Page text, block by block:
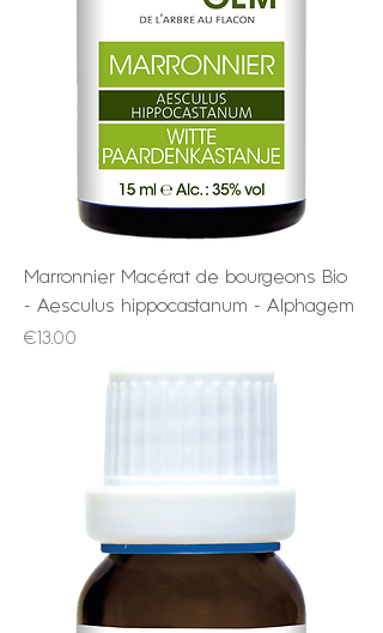
Marronnier Macérat de bourgeons Bio
- Aesculus hippocastanum - Alphagem
Price
€13.00